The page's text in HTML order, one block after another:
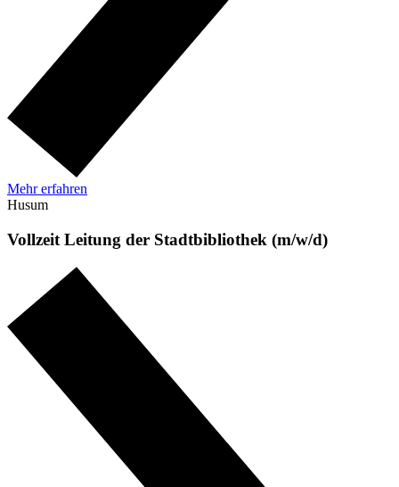
Mehr erfahren
Husum
Vollzeit Leitung der Stadtbibliothek (m/w/d)